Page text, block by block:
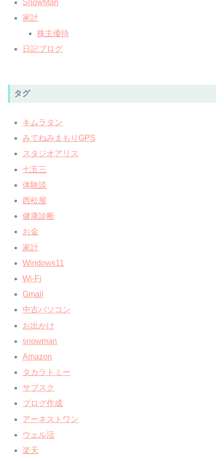
SnowMan
家計
株主優待
日記ブログ
タグ
キムラタン
みてねみまもりGPS
スタジオアリス
七五三
体験談
西松屋
健康診断
お金
家計
Windows11
Wi-Fi
Gmail
中古パソコン
お出かけ
snowman
Amazon
タカラトミー
サブスク
ブログ作成
アーネストワン
ウェル活
楽天